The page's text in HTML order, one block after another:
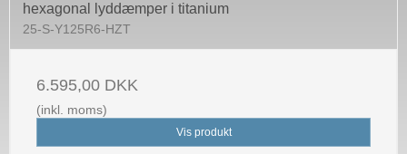
hexagonal lyddæmper i titanium
25-S-Y125R6-HZT
6.595,00 DKK
(inkl. moms)
Vis produkt